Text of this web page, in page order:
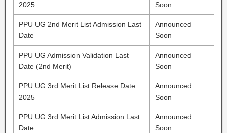
2025
Soon
PPU UG 2nd Merit List Admission Last
Date
Announced
Soon
PPU UG Admission Validation Last
Date (2nd Merit)
Announced
Soon
PPU UG 3rd Merit List Release Date
2025
Announced
Soon
PPU UG 3rd Merit List Admission Last
Date
Announced
Soon